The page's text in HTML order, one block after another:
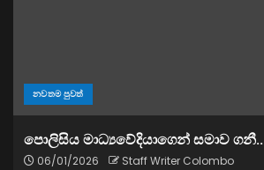
නවතම පුවත්
පොලිසිය මාධ්‍යවේදියාගෙන් සමාව ගනී..
06/01/2026 Staff Writer Colombo